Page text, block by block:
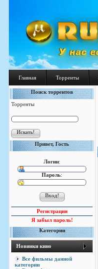
Главная Торренты
Поиск торрентов
Торренты
Привет, Гость
Логин:
Пароль:
Регистрация
Я забыл пароль!
Категории
Новинки кино
Все фильмы данной
категории